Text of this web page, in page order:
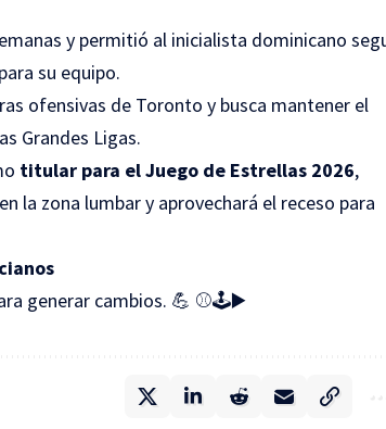
y permitió al inicialista dominicano
su equipo.
ofensivas de Toronto y busca mantener el
Grandes Ligas.
titular para el Juego de Estrellas 2026,
la zona lumbar y aprovechará el receso para
generar cambios. 💪 ⚾🕹️▶️